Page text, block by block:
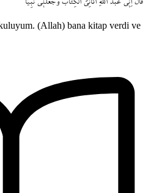
(Allah) bana kitap verdi ve